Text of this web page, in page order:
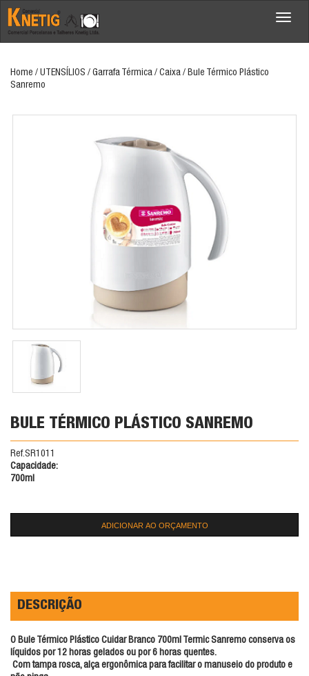
Menu
Home / UTENSÍLIOS / Garrafa Térmica / Caixa / Bule Térmico Plástico
Sanremo
BULE TÉRMICO PLÁSTICO SANREMO
Ref.SR1011
Capacidade:
700ml
ADICIONAR AO ORÇAMENTO
DESCRIÇÃO
O Bule Térmico Plástico Cuidar Branco 700ml Termic Sanremo conserva os
líquidos por 12 horas gelados ou por 6 horas quentes.
Com tampa rosca, alça ergonômica para facilitar o manuseio do produto e